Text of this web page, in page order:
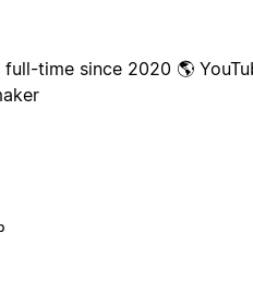
time since 2020 🌎